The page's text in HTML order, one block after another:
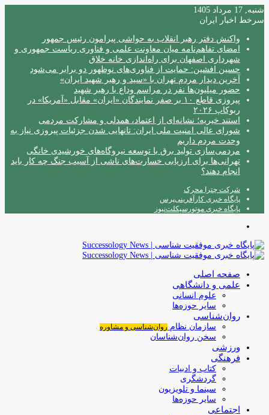
شنبه, 17 مرداد 1405
سرخط اخبار ایران
واکنش دفتر رهبر انقلاب به حواشی پیرامون رئیس جمهور
امضای تفاهم‌نامه میان معاونت علمی و فناوری ریاست جمهوری و
شهرداری اصفهان برای راه‌اندازی خانه خلاق
حسین افشین: حمایت از فناوری‌های نوظهور دو برابر می‌شود
آخرین دیدار مردم تهران با «سید و رهبر شهید ایران»
حضور میلیون‌ها نفر در مراسم وداع با رهبر شهید
پیروزی قاطع ۱۰ بر صفر نمایندگان «ایران» مقابل «آمریکا» در
ربوکاپ ۲۰۲۶
استند خیریه؛ نشانه‌ای از اعتماد، همدلی و مشارکت مردمی
شورای عالی امنیت ملی ایران: تانهایی شدن جزئیات پیروزی نیاز به
وحدت مردم داریم
مردمی‌سازی تولید برق با توسعه نیروگاه‌های خورشیدی خانگی
تهرانی‌ها برای ارزیابی خسارت‌های ناشی از آسیب جنگ چه کار باید
انجام دهند؟
شرکت چترا محرک
پایگاه خبری کارآفرینی‌پرس
پایگاه خبری موتورسیکلت‌نیوز
صفحه اصلی
علمی و دانشگاهی
علوم انسانی
سایر حوزه‌ها
روان‌شناسی
سازمان نظام روان‌شناسی و مشاوره
سخن روان‌شناسان
ورزشی
فرهنگی
کتاب و ادبیات
گردشگری
سینما و تلویزیون
سایر حوزه‌ها
اجتماعی